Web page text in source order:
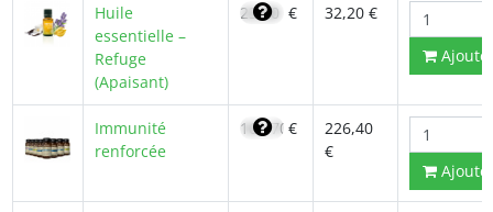
Huile
essentielle –
Refuge
(Apaisant)
23,00 € 32,20 €
Immunité
renforcée
161,70 €
226,40
€